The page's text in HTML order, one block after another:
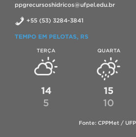
ppgrecursoshidricos@ufpel.edu.br
+55 (53) 3284-3841
TEMPO EM PELOTAS, RS
TERÇA
14
5
QUARTA
15
10
Fonte: CPPMet /